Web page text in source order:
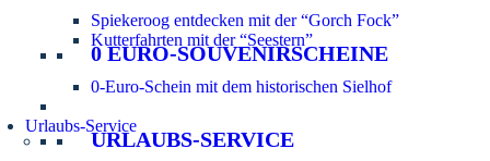
Spiekeroog entdecken mit der “Gorch Fock”
Kutterfahrten mit der “Seestern”
0 EURO-SOUVENIRSCHEINE
0-Euro-Schein mit dem historischen Sielhof
Urlaubs-Service
URLAUBS-SERVICE